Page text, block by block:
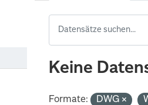
Keine
Formate: DWG